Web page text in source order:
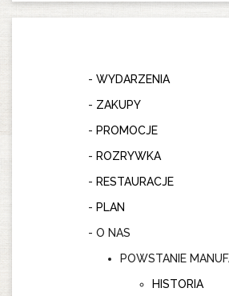
RESTAURACJE
WYDARZENIA
ZAKUPY
PROMOCJE
ROZRYWKA
RESTAURACJE
PLAN
O NAS
POWSTANIE
HISTORIA